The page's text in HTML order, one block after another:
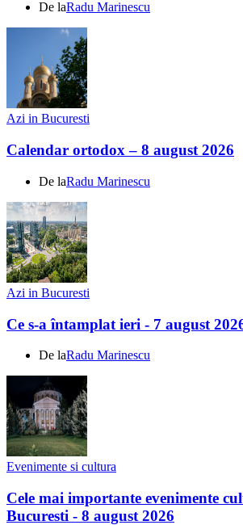
De laRadu Marinescu
Azi in Bucuresti
Calendar ortodox – 8 august 2026
De laRadu Marinescu
Azi in Bucuresti
Ce s-a întamplat ieri - 7 august
De laRadu Marinescu
Evenimente si cultura
Cele mai importante evenimente
Bucuresti - 8 august 2026